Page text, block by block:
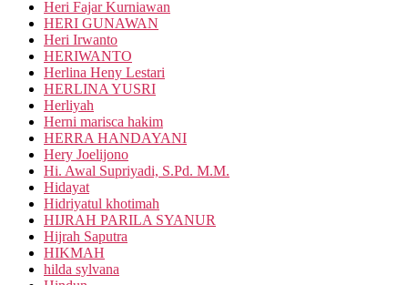
Heri Fajar Kurniawan
HERI GUNAWAN
Heri Irwanto
HERIWANTO
Herlina Heny Lestari
HERLINA YUSRI
Herliyah
Herni marisca hakim
HERRA HANDAYANI
Hery Joelijono
Hi. Awal Supriyadi, S.Pd. M.M.
Hidayat
Hidriyatul khotimah
HIJRAH PARILA SYANUR
Hijrah Saputra
HIKMAH
hilda sylvana